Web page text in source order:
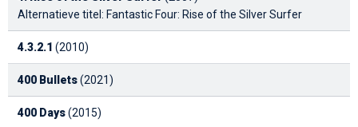
Alternatieve titel: Fantastic Four: Rise of the Silver Surfer
4.3.2.1 (2010)
400 Bullets(2021)
400 Days(2015)